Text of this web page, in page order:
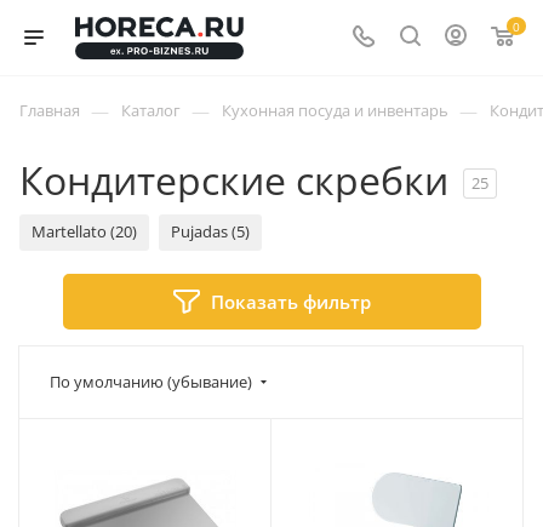
0
Главная — Каталог — Кухонная посуда и инвентарь —
Кондитерские скребки 25
Martellato (20) Pujadas (5)
Показать фильтр
По умолчанию (убывание)